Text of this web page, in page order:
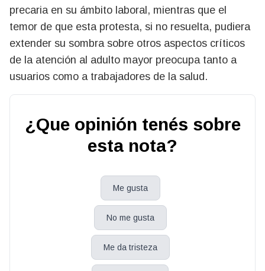
precaria en su ámbito laboral, mientras que el
temor de que esta protesta, si no resuelta, pudiera
extender su sombra sobre otros aspectos críticos
de la atención al adulto mayor preocupa tanto a
usuarios como a trabajadores de la salud.
¿Que opinión tenés sobre
esta nota?
Me gusta
No me gusta
Me da tristeza